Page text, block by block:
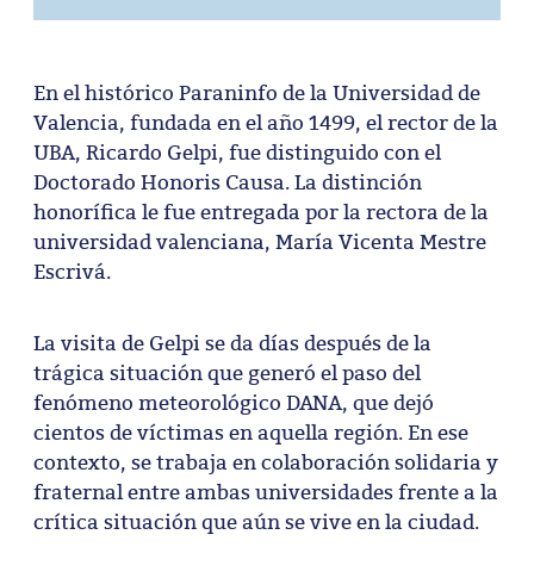
En el histórico Paraninfo de la Universidad de
Valencia, fundada en el año 1499, el rector de la
UBA, Ricardo Gelpi, fue distinguido con el
Doctorado Honoris Causa. La distinción
honorífica le fue entregada por la rectora de la
universidad valenciana, María Vicenta Mestre
Escrivá.
La visita de Gelpi se da días después de la
trágica situación que generó el paso del
fenómeno meteorológico DANA, que dejó
cientos de víctimas en aquella región. En ese
contexto, se trabaja en colaboración solidaria y
fraternal entre ambas universidades frente a la
crítica situación que aún se vive en la ciudad.